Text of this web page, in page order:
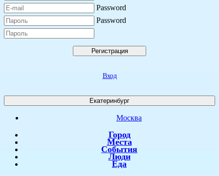
Password
Password
Регистрация
Вход
Екатеринбург
Москва
Город
Места
События
Люди
Еда